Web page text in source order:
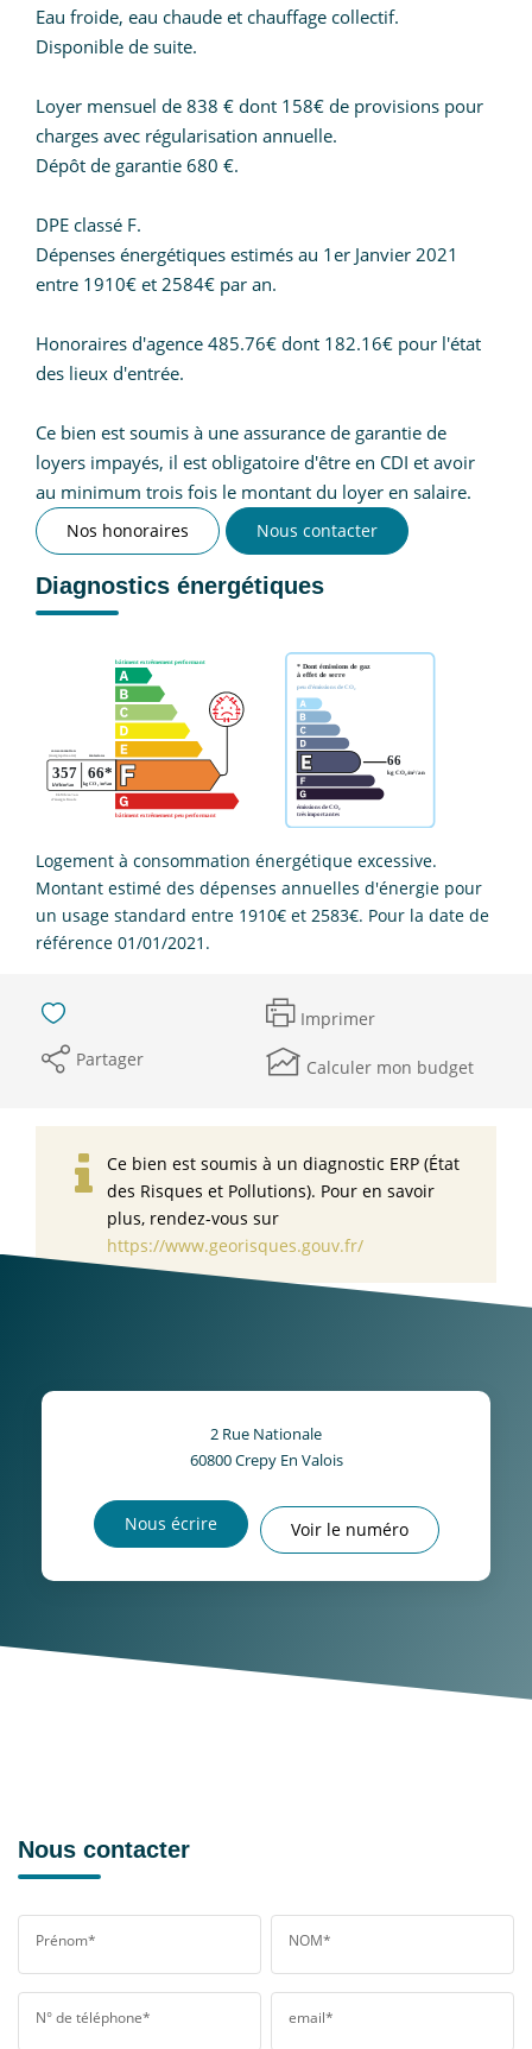
Eau froide, eau chaude et chauffage collectif.
Disponible de suite.
Loyer mensuel de 838 € dont 158€ de provisions pour
charges avec régularisation annuelle.
Dépôt de garantie 680 €.
DPE classé F.
Dépenses énergétiques estimés au 1er Janvier 2021
entre 1910€ et 2584€ par an.
Honoraires d'agence 485.76€ dont 182.16€ pour l'état
des lieux d'entrée.
Ce bien est soumis à une assurance de garantie de
loyers impayés, il est obligatoire d'être en CDI et avoir
au minimum trois fois le montant du loyer en salaire.
Nos honoraires Nous contacter
Diagnostics énergétiques
Logement à consommation énergétique excessive.
Montant estimé des dépenses annuelles d'énergie pour
un usage standard entre 1910€ et 2583€. Pour la date de
référence 01/01/2021.
Imprimer
Partager
Calculer mon budget
Ce bien est soumis à un diagnostic ERP (État
des Risques et Pollutions). Pour en savoir
plus, rendez-vous sur
https://www.georisques.gouv.fr/
2 Rue Nationale
60800Crepy En Valois
Nous écrire Voir le numéro
Nous contacter
Prénom* NOM*
N° de téléphone* email*